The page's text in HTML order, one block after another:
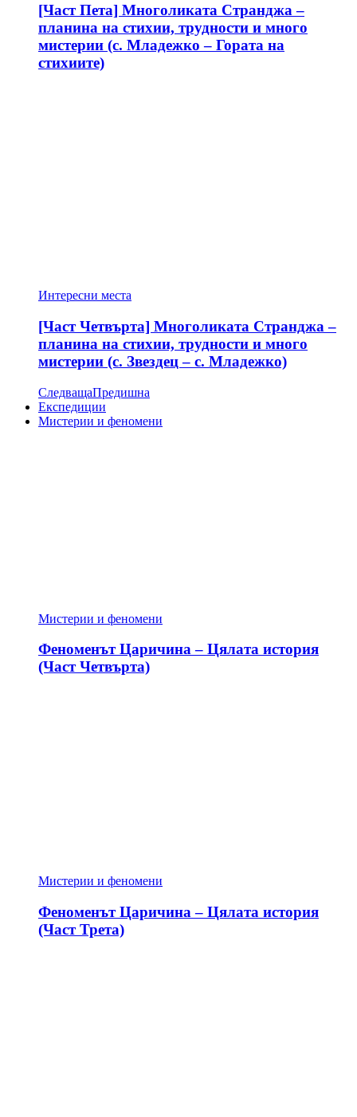
[Част Пета] Многоликата Странджа –
планина на стихии, трудности и много
мистерии (с. Младежко – Гората на
стихиите)
Интересни места
[Част Четвърта] Многоликата Странджа –
планина на стихии, трудности и много
мистерии (с. Звездец – с. Младежко)
СледващаПредишна
Експедиции
Мистерии и феномени
Мистерии и феномени
Феноменът Царичина – Цялата история
(Част Четвърта)
Мистерии и феномени
Феноменът Царичина – Цялата история
(Част Трета)